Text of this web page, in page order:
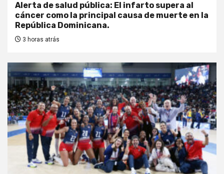
Alerta de salud pública: El infarto supera al
cáncer como la principal causa de muerte en la
República Dominicana.
3 horas atrás